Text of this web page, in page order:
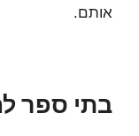
אותם.
בתי ספר